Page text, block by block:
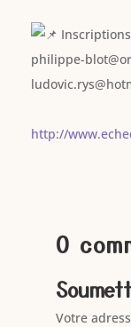
philippe-
http://
0
Votre